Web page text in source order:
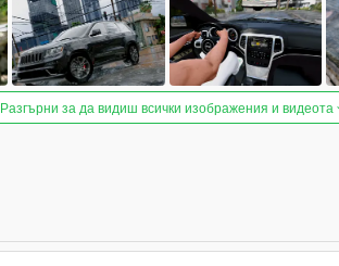
Разгърни за да видиш всички изображения и видеота